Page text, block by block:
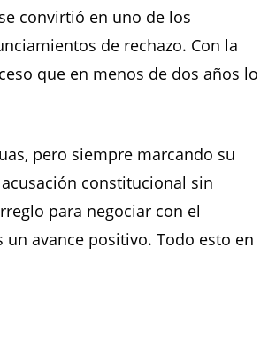
convirtió en uno de los
de rechazo. Con la
que en menos de dos años lo
pero siempre marcando su
constitucional sin
para negociar con el
avance positivo. Todo esto en